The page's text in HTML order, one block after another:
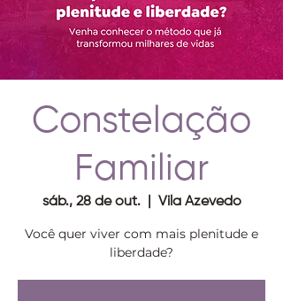
Constelação
Familiar
sáb., 28 de out.
  |
Vila Azevedo
Você quer viver com mais plenitude e
liberdade?